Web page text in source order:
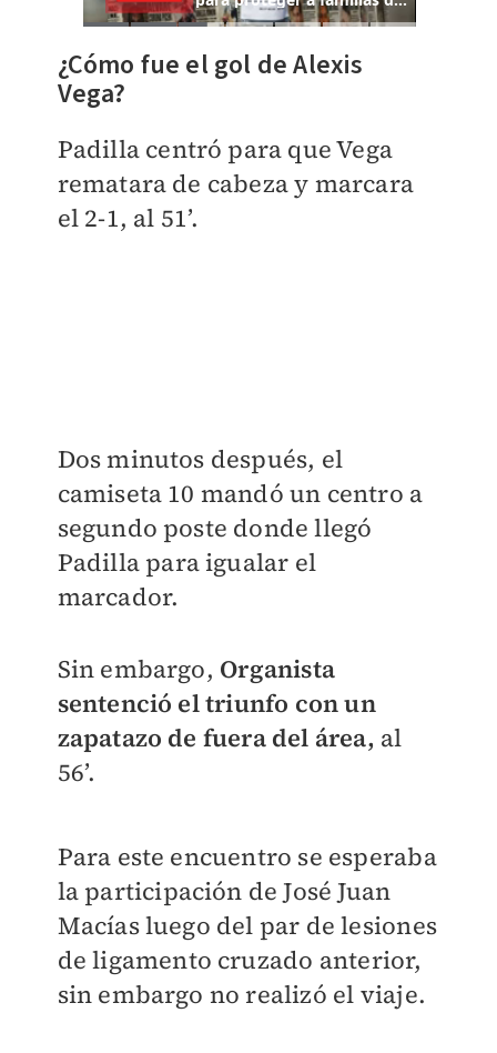
¿Cómo fue el gol de Alexis
Vega?
Padilla centró para que Vega
rematara de cabeza y marcara
el 2-1, al 51’.
Dos minutos después, el
camiseta 10 mandó un centro a
segundo poste donde llegó
Padilla para igualar el
marcador.
Sin embargo, Organista
sentenció el triunfo con un
zapatazo de fuera del área, al
56’.
Para este encuentro se esperaba
la participación de José Juan
Macías luego del par de lesiones
de ligamento cruzado anterior,
sin embargo no realizó el viaje.